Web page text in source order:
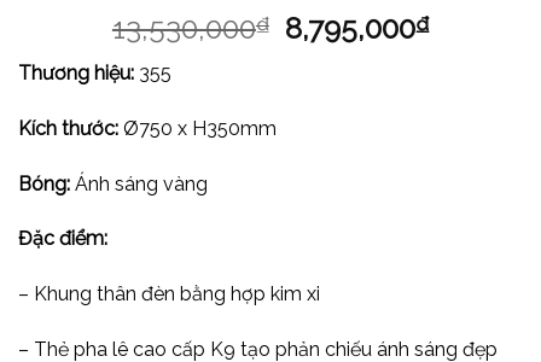
13,530,000₫ 8,795,000₫
Thương hiệu: 355
Kích thước: Ø750 x H350mm
Bóng: Ánh sáng vàng
Đặc điểm:
– Khung thân đèn bằng hợp kim xi
– Thẻ pha lê cao cấp K9 tạo phản chiếu ánh sáng đẹp